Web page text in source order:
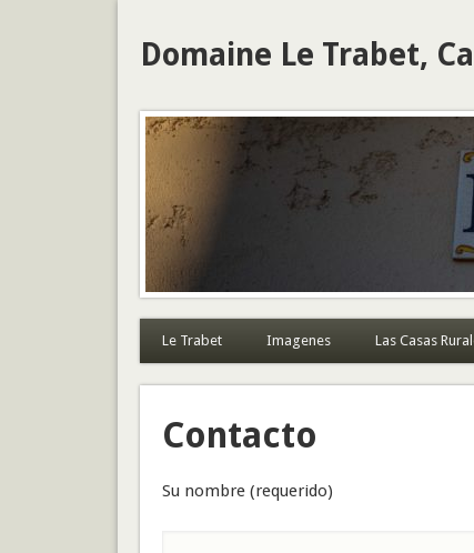
Domaine Le Trabet,
Le Trabet Imagenes Las Casas
Contacto
Su nombre (requerido)